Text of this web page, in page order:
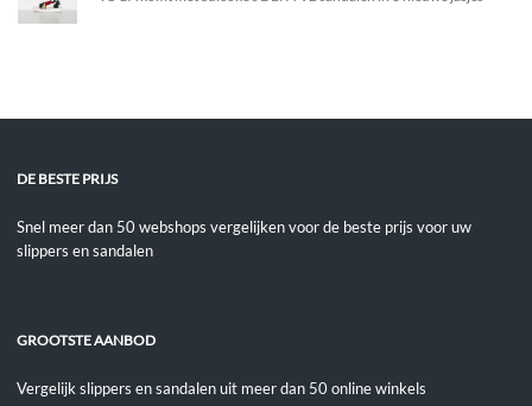
DE BESTE PRIJS
Snel meer dan 50 webshops vergelijken voor de beste prijs voor uw
slippers en sandalen
GROOTSTE AANBOD
Vergelijk slippers en sandalen uit meer dan 50 online winkels